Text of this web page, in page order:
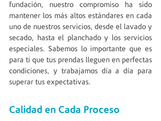
fundación, nuestro compromiso ha sido
mantener los más altos estándares en cada
uno de nuestros servicios, desde el lavado y
secado, hasta el planchado y los servicios
especiales. Sabemos lo importante que es
para ti que tus prendas lleguen en perfectas
condiciones, y trabajamos día a día para
superar tus expectativas.
Calidad en Cada Proceso